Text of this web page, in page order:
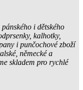
i dětského
kalhotky,
i punčochové zboží
německé a
skladem pro rychlé